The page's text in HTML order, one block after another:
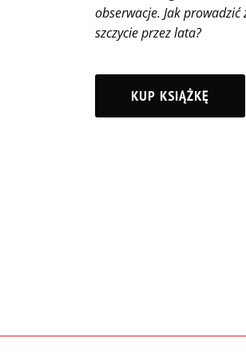
obserwacje. Jak
szczycie przez lata?
KUP KSIĄŻKĘ